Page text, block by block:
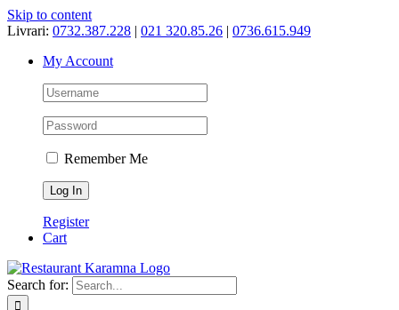
Skip to content
Livrari: 0732.387.228 | 021 320.85.26 | 0736.615.949
My Account
Remember Me
Register
Cart
Search for: